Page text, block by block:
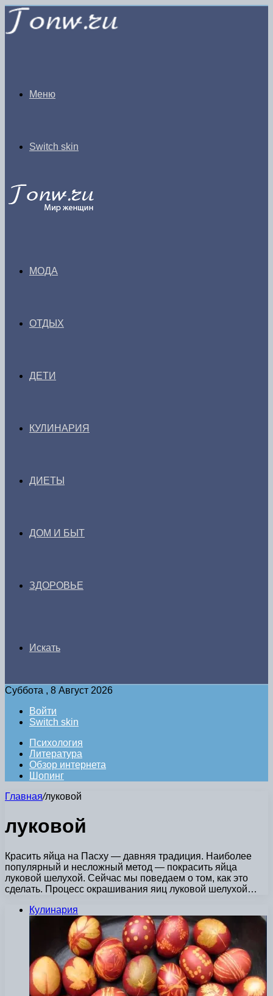
Меню
Switch skin
МОДА
ОТДЫХ
ДЕТИ
КУЛИНАРИЯ
ДИЕТЫ
ДОМ И БЫТ
ЗДОРОВЬЕ
Искать
Суббота , 8 Август 2026
Войти
Switch skin
Психология
Литература
Обзор интернета
Шопинг
Главная/луковой
луковой
Красить яйца на Пасху — давняя традиция. Наиболее
популярный и несложный метод — покрасить яйца
луковой шелухой. Сейчас мы поведаем о том, как это
сделать. Процесс окрашивания яиц луковой шелухой…
Кулинария